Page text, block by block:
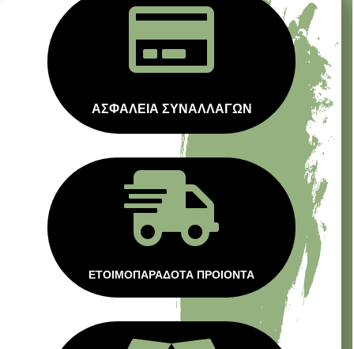

ΑΣΦΑΛΕΙΑ ΣΥΝΑΛΛΑΓΩΝ

ΕΤΟΙΜΟΠΑΡΑΔΟΤΑ ΠΡΟΙΟΝΤΑ